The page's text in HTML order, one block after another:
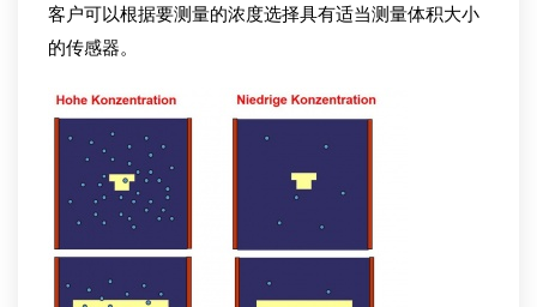
客户可以根据要测量的浓度选择具有适当测量体积大小
的传感器。